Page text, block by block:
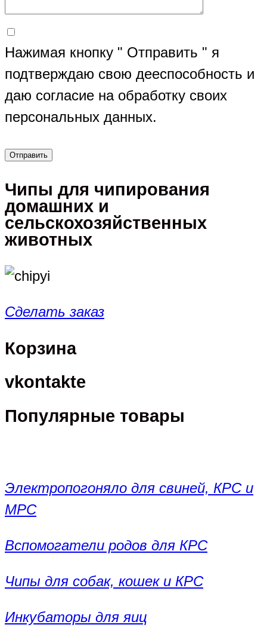
Нажимая кнопку " Отправить " я
подтверждаю свою дееспособность и
даю согласие на обработку своих
персональных данных.
Чипы для чипирования
домашних и
сельскохозяйственных
животных
Сделать заказ
Корзина
vkontakte
Популярные товары
Электропогоняло для свиней, КРС и
МРС
Вспомогатели родов для КРС
Чипы для собак, кошек и КРС
Инкубаторы для яиц